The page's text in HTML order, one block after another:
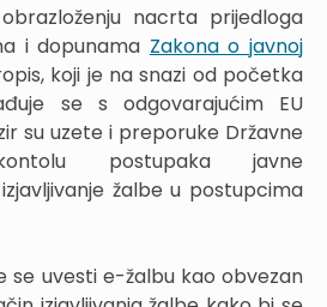
nacrta prijedloga
i dopunama Zakona o javnoj
koji je na snazi od početka
se s odgovarajućim EU
su uzete i preporuke Državne
postupaka javne
žalbe u postupcima
se uvesti e-žalbu kao obvezan